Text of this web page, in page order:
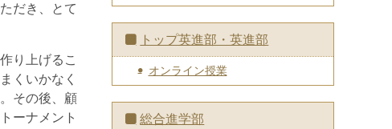
だき、とて
り上げるこ
くいかなく
その後、顧
ーナメント
トップ英進部・英進部
オンライン授業
総合進学部